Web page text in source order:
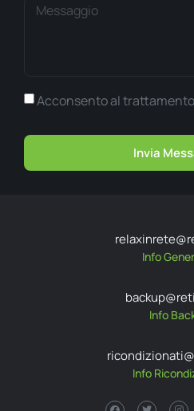
Info
Info
Info
Acconsento al trattamento
Invia